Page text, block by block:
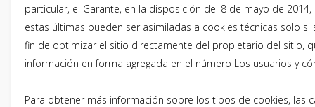
particular, el Garante, en la disposición del 8 de mayo de
estas últimas pueden ser asimiladas a cookies técnicas solo si
fin de optimizar el sitio directamente del propietario del sitio,
información en forma agregada en el número Los usuarios y
Para obtener más información sobre los tipos de cookies, las